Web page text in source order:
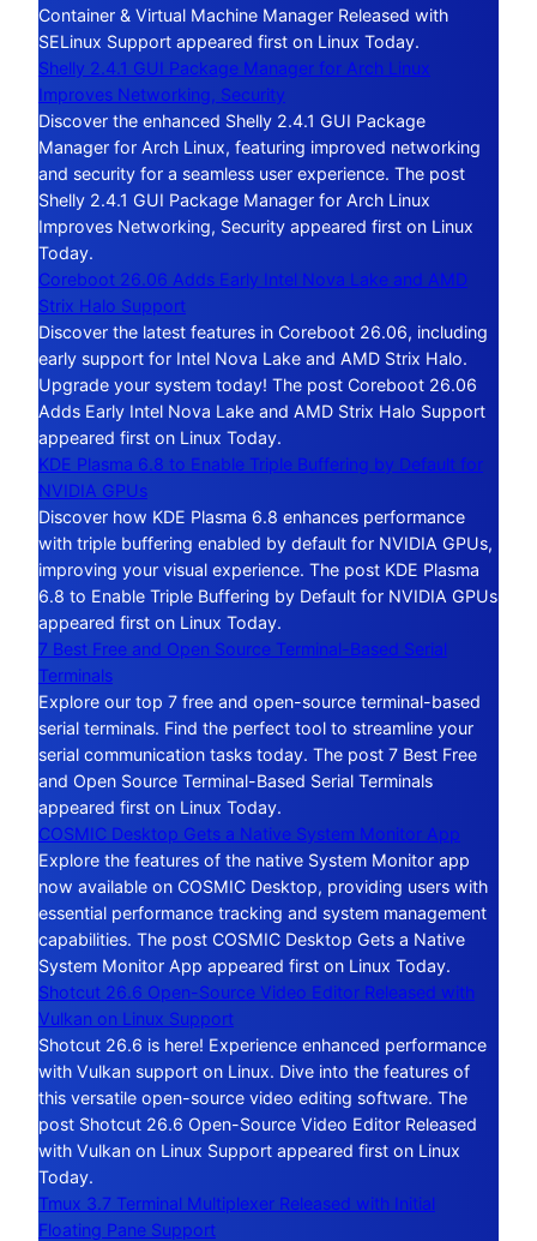
Container & Virtual Machine Manager Released with
SELinux Support appeared first on Linux Today.
Shelly 2.4.1 GUI Package Manager for Arch Linux
Improves Networking, Security
Discover the enhanced Shelly 2.4.1 GUI Package
Manager for Arch Linux, featuring improved networking
and security for a seamless user experience. The post
Shelly 2.4.1 GUI Package Manager for Arch Linux
Improves Networking, Security appeared first on Linux
Today.
Coreboot 26.06 Adds Early Intel Nova Lake and AMD
Strix Halo Support
Discover the latest features in Coreboot 26.06, including
early support for Intel Nova Lake and AMD Strix Halo.
Upgrade your system today! The post Coreboot 26.06
Adds Early Intel Nova Lake and AMD Strix Halo Support
appeared first on Linux Today.
KDE Plasma 6.8 to Enable Triple Buffering by Default for
NVIDIA GPUs
Discover how KDE Plasma 6.8 enhances performance
with triple buffering enabled by default for NVIDIA GPUs,
improving your visual experience. The post KDE Plasma
6.8 to Enable Triple Buffering by Default for NVIDIA GPUs
appeared first on Linux Today.
7 Best Free and Open Source Terminal-Based Serial
Terminals
Explore our top 7 free and open-source terminal-based
serial terminals. Find the perfect tool to streamline your
serial communication tasks today. The post 7 Best Free
and Open Source Terminal-Based Serial Terminals
appeared first on Linux Today.
COSMIC Desktop Gets a Native System Monitor App
Explore the features of the native System Monitor app
now available on COSMIC Desktop, providing users with
essential performance tracking and system management
capabilities. The post COSMIC Desktop Gets a Native
System Monitor App appeared first on Linux Today.
Shotcut 26.6 Open-Source Video Editor Released with
Vulkan on Linux Support
Shotcut 26.6 is here! Experience enhanced performance
with Vulkan support on Linux. Dive into the features of
this versatile open-source video editing software. The
post Shotcut 26.6 Open-Source Video Editor Released
with Vulkan on Linux Support appeared first on Linux
Today.
Tmux 3.7 Terminal Multiplexer Released with Initial
Floating Pane Support